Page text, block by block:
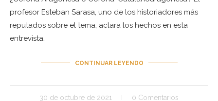
profesor Esteban Sarasa, uno de los historiadores más
reputados sobre el tema, aclara los hechos en esta
entrevista.
CONTINUAR LEYENDO
30 de octubre de 2021 0 Comentarios